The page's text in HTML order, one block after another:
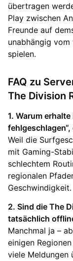
übertragen
Play zwischen
Freunde auf
unabhängig vom
spielen.
FAQ zu
The Division
1. Warum
Weil die
mit Gaming-
schlechtem
regionalen
Geschwindigkeit.
2. Sind die The
tatsächlich
Manchmal ja –
einigen
viele Meldungen